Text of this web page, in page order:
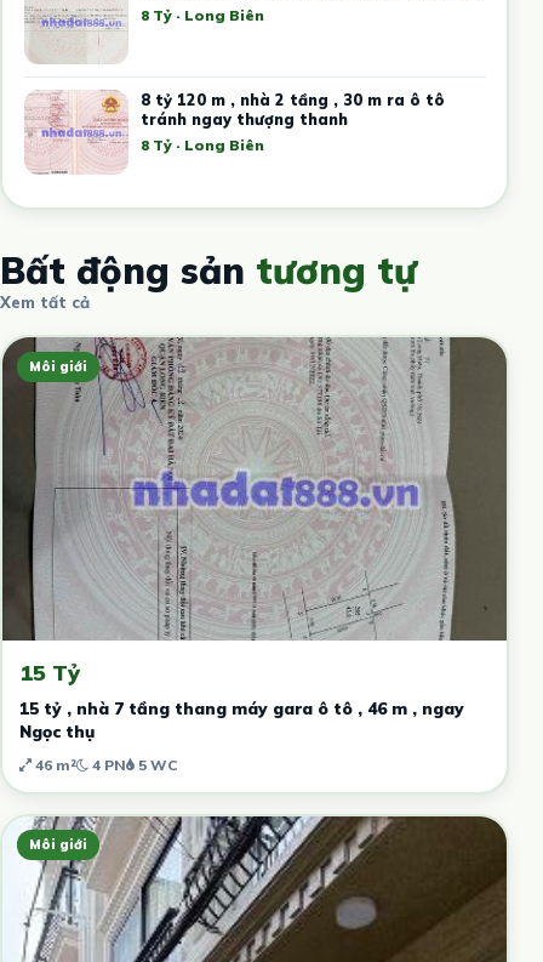
8 Tỷ · Long Biên
8 tỷ 120 m , nhà 2 tầng , 30 m ra ô tô
tránh ngay thượng thanh
8 Tỷ · Long Biên
Bất động sản tương tự
Xem tất cả
Môi giới
15 Tỷ
15 tỷ , nhà 7 tầng thang máy gara ô tô , 46 m , ngay
Ngọc thụ
46 m² 4 PN 5 WC
Môi giới